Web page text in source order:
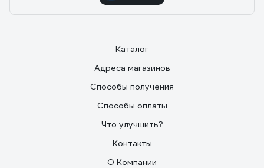
Каталог
Адреса магазинов
Способы получения
Способы оплаты
Что улучшить?
Контакты
О Компании